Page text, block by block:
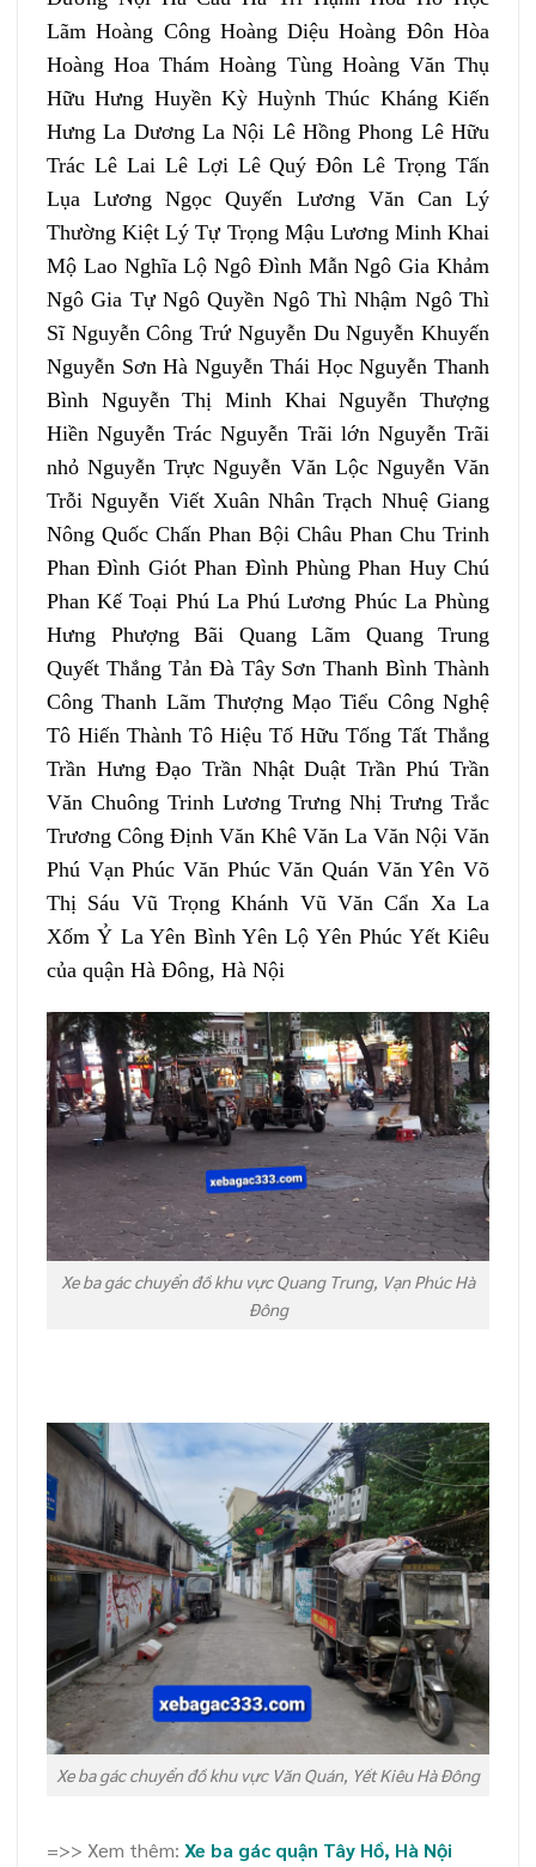
Lãm Hoàng Công Hoàng Diệu Hoàng Đôn Hòa
Hoàng Hoa Thám Hoàng Tùng Hoàng Văn Thụ
Hữu Hưng Huyền Kỳ Huỳnh Thúc Kháng Kiến
Hưng La Dương La Nội Lê Hồng Phong Lê Hữu
Trác Lê Lai Lê Lợi Lê Quý Đôn Lê Trọng Tấn
Lụa Lương Ngọc Quyến Lương Văn Can Lý
Thường Kiệt Lý Tự Trọng Mậu Lương Minh Khai
Mộ Lao Nghĩa Lộ Ngô Đình Mẫn Ngô Gia Khảm
Ngô Gia Tự Ngô Quyền Ngô Thì Nhậm Ngô Thì
Sĩ Nguyễn Công Trứ Nguyễn Du Nguyễn Khuyến
Nguyễn Sơn Hà Nguyễn Thái Học Nguyễn Thanh
Bình Nguyễn Thị Minh Khai Nguyễn Thượng
Hiền Nguyễn Trác Nguyễn Trãi lớn Nguyễn Trãi
nhỏ Nguyễn Trực Nguyễn Văn Lộc Nguyễn Văn
Trỗi Nguyễn Viết Xuân Nhân Trạch Nhuệ Giang
Nông Quốc Chấn Phan Bội Châu Phan Chu Trinh
Phan Đình Giót Phan Đình Phùng Phan Huy Chú
Phan Kế Toại Phú La Phú Lương Phúc La Phùng
Hưng Phượng Bãi Quang Lãm Quang Trung
Quyết Thắng Tản Đà Tây Sơn Thanh Bình Thành
Công Thanh Lãm Thượng Mạo Tiểu Công Nghệ
Tô Hiến Thành Tô Hiệu Tố Hữu Tống Tất Thắng
Trần Hưng Đạo Trần Nhật Duật Trần Phú Trần
Văn Chuông Trinh Lương Trưng Nhị Trưng Trắc
Trương Công Định Văn Khê Văn La Văn Nội Văn
Phú Vạn Phúc Văn Phúc Văn Quán Văn Yên Võ
Thị Sáu Vũ Trọng Khánh Vũ Văn Cẩn Xa La
Xốm Ỷ La Yên Bình Yên Lộ Yên Phúc Yết Kiêu
của quận Hà Đông, Hà Nội
Xe ba gác chuyển đồ khu vực Quang Trung, Vạn Phúc Hà
Đông
Xe ba gác chuyển đồ khu vực Văn Quán, Yết Kiêu Hà Đông
=>> Xem thêm: Xe ba gác quận Tây Hồ, Hà Nội